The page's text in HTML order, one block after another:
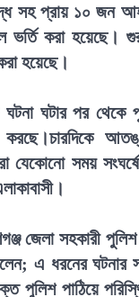
সহ প্রায় ১০ জন
ভর্তি করা
হয়েছে।
ঘটার পর থেকে
করছে।চারদিকে
যেকোনো সময়
জেলা সহকারী
এ ধরনের ঘটনার
পুলিশ পাঠিয়ে